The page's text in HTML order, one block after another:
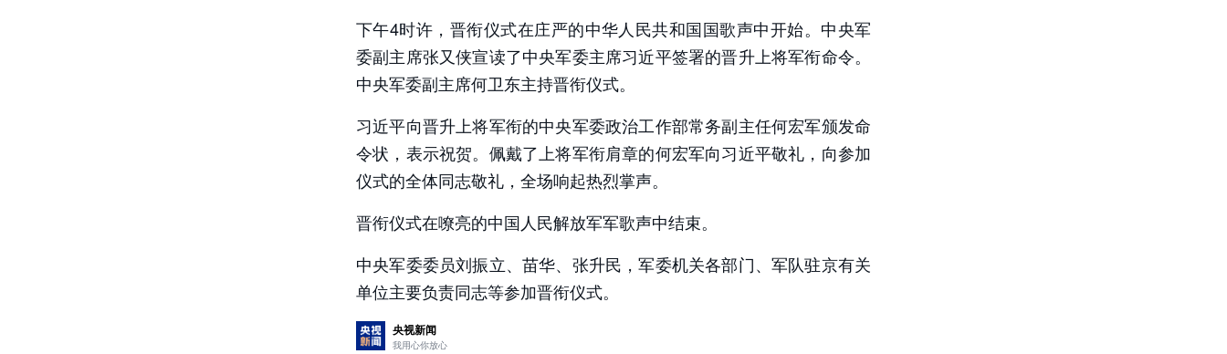
下午4时许，晋衔仪式在庄严的中华人民共和国国歌声中开始。中央军
委副主席张又侠宣读了中央军委主席习近平签署的晋升上将军衔命令。
中央军委副主席何卫东主持晋衔仪式。
习近平向晋升上将军衔的中央军委政治工作部常务副主任何宏军颁发命
令状，表示祝贺。佩戴了上将军衔肩章的何宏军向习近平敬礼，向参加
仪式的全体同志敬礼，全场响起热烈掌声。
晋衔仪式在嘹亮的中国人民解放军军歌声中结束。
中央军委委员刘振立、苗华、张升民，军委机关各部门、军队驻京有关
单位主要负责同志等参加晋衔仪式。
央视新闻
我用心你放心